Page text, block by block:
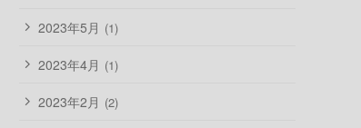
2023年5月 (1)
2023年4月 (1)
2023年2月 (2)